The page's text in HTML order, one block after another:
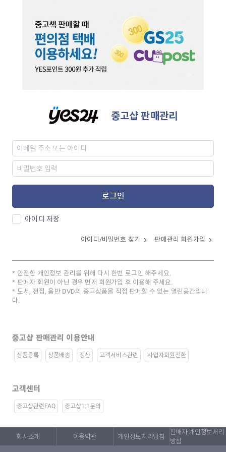
중고샵 판매관리
로그인
아이디 저장
아이디/비밀번호 찾기 판매관리 회원가입
안전한 개인정보 관리를 위해 다시 한번 로그인 해주세요.
판매자 회원이 아닌 경우 먼저 회원가입 후 이용해 주세요.
도서, 전집, 음반 DVD의 중고상품을 직접 판매할 수 있는 열린공간입니
다.
중고샵 판매관리 이용안내
상품등록 상품배송 정산 고객서비스관련 사업자회원전환
고객센터
중고샵관련FAQ 중고샵1:1문의
회사소개 이용약관 개인정보처리방침
판매자 개인정보처리
방침